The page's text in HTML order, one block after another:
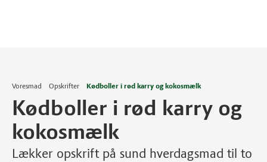
Voresmad Opskrifter Kødboller i rød karry og kokosmælk
Kødboller i rød karry og
kokosmælk
Lækker opskrift på sund hverdagsmad til to